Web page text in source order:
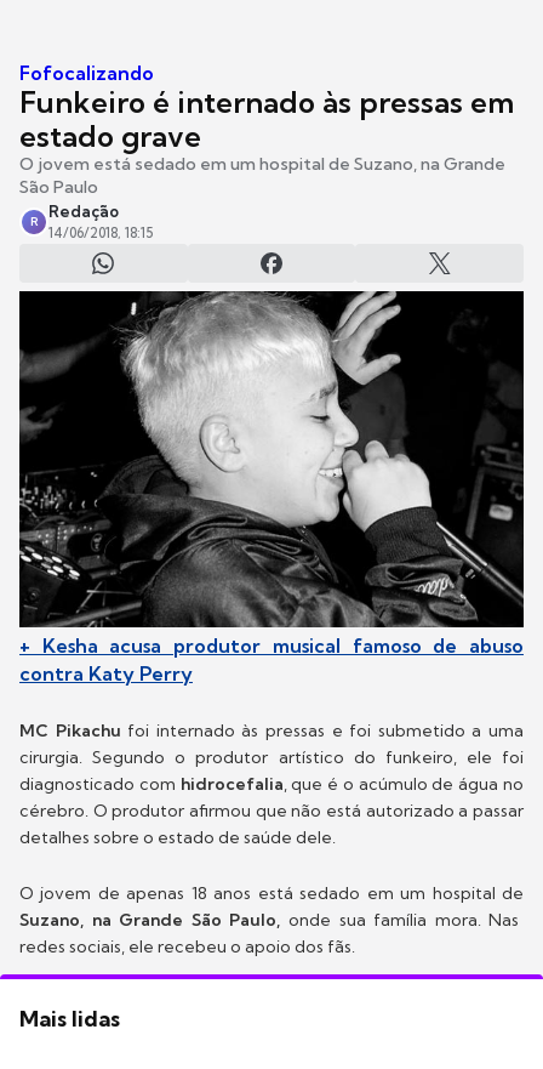
Fofocalizando
Funkeiro é internado às pressas em
estado grave
O jovem está sedado em um hospital de Suzano, na Grande
São Paulo
R
Redação
14/06/2018, 18:15
+ Kesha acusa produtor musical famoso de abuso
contra Katy Perry
MC Pikachu foi internado às pressas e foi submetido a uma
cirurgia. Segundo o produtor artístico do funkeiro, ele foi
diagnosticado com hidrocefalia, que é o acúmulo de água no
cérebro. O produtor afirmou que não está autorizado a passar
detalhes sobre o estado de saúde dele.
O jovem de apenas 18 anos está sedado em um hospital de
Suzano, na Grande São Paulo, onde sua família mora. Nas
redes sociais, ele recebeu o apoio dos fãs.
Mais lidas